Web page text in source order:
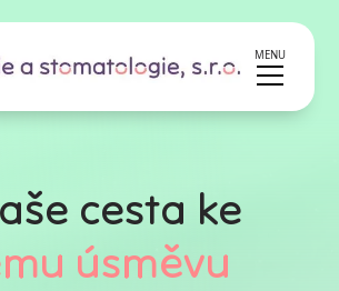
MENU
cesta ke
úsměvu